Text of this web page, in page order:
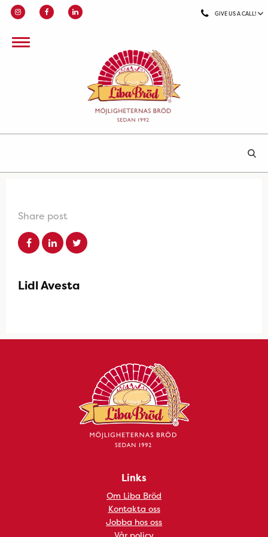
GIVE US A CALL!
Share post
Lidl Avesta
Links
Om Liba Bröd
Kontakta oss
Jobba hos oss